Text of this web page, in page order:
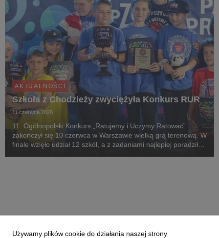
AKTUALNOŚCI
Szkoła z Chodzieży zwyciężyła Konkurs RUR
11 czerwca 2026
11. Ogólnopolski Konkurs „Ratujemy i Uczymy Ratować”
zakończył się 10 czerwca w Warszawie wielką grą terenową. W
finale wzięło udział 12 szkół, a z zadaniami najlepiej poradziła
Używamy plików cookie do działania naszej strony